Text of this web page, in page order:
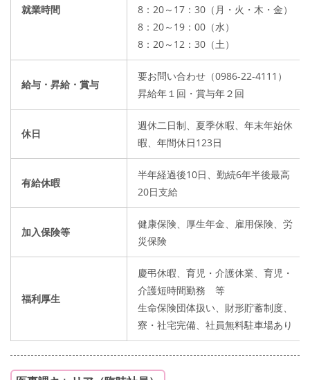
就業時間
8：20～17：30（月・火・木・金）
8：20～19：00（水）
8：20～12：30（土）
給与・昇給・賞与
要お問い合わせ（0986-22-4111）
昇給年１回・賞与年２回
休日
週休二日制、夏季休暇、年末年始休
暇、年間休日123日
有給休暇
半年経過後10日、勤続6年半後最高
20日支給
加入保険等
健康保険、厚生年金、雇用保険、労
災保険
福利厚生
慶弔休暇、育児・介護休業、育児・
介護短時間勤務 等
生命保険団体扱い、財形貯蓄制度、
寮・社宅完備、社員無料駐車場あり